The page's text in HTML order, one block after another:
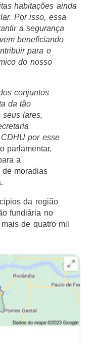
habitações ainda
Por isso, essa
a segurança
beneficiando
para o
do nosso
conjuntos
da tão
seus lares,
por esse
parlamentar,
a
moradias
da região
fundiária no
de quatro mil